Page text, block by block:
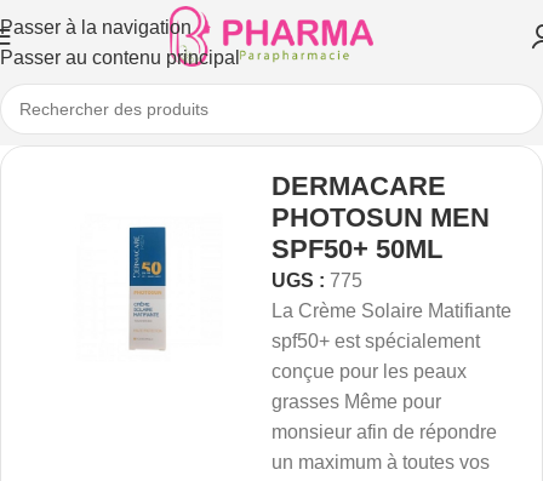
Passer à la navigation
Passer au contenu principal
DERMACARE
PHOTOSUN MEN
SPF50+ 50ML
UGS : 775
La Crème Solaire Matifiante
spf50+ est spécialement
conçue pour les peaux
grasses Même pour
monsieur afin de répondre
un maximum à toutes vos